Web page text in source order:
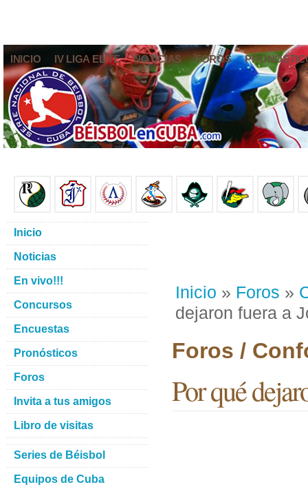
INICIO IV LIGA ELITE NOTICIAS FOROS
Inicio » Foros »
dejaron fuera a
Foros /
Por qué
Inicio
Noticias
En vivo!!!
Concursos
Encuestas
Pronósticos
Foros
Invita a tus amigos
Libro de visitas
Series de Béisbol
Equipos de Cuba